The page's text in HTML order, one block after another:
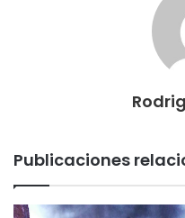
Publicaciones